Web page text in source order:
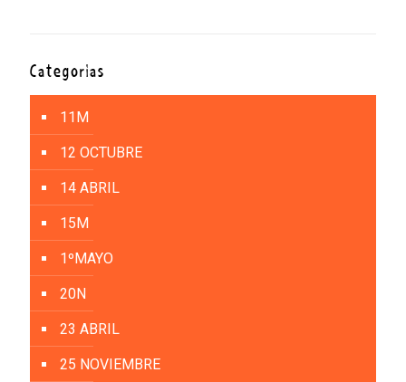
Categorías
11M
12 OCTUBRE
14 ABRIL
15M
1ºMAYO
20N
23 ABRIL
25 NOVIEMBRE